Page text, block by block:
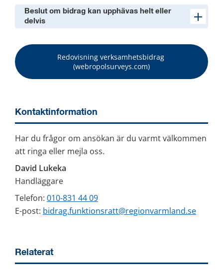
Beslut om bidrag kan upphävas helt eller
delvis
Redovisning verksamhetsbidrag
(webropolsurveys.com)
Kontaktinformation
Har du frågor om ansökan är du varmt välkommen
att ringa eller mejla oss.
David Lukeka
Handläggare
Telefon: 010-831 44 09
E-post: bidrag.funktionsratt@regionvarmland.se
Relaterat